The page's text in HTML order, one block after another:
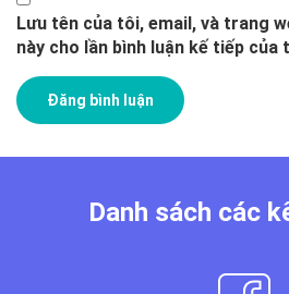
Lưu tên của tôi, email, và trang
này cho lần bình luận kế tiếp của
Danh sách các